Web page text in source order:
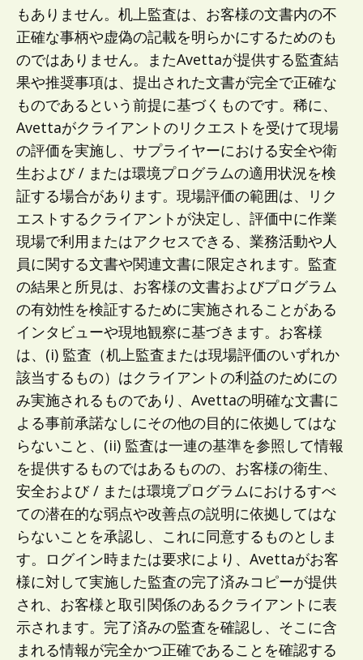
もありません。机上監査は、お客様の文書内の不
正確な事柄や虚偽の記載を明らかにするためのも
のではありません。またAvettaが提供する監査結
果や推奨事項は、提出された文書が完全で正確な
ものであるという前提に基づくものです。稀に、
Avettaがクライアントのリクエストを受けて現場
の評価を実施し、サプライヤーにおける安全や衛
生および / または環境プログラムの適用状況を検
証する場合があります。現場評価の範囲は、リク
エストするクライアントが決定し、評価中に作業
現場で利用またはアクセスできる、業務活動や人
員に関する文書や関連文書に限定されます。監査
の結果と所見は、お客様の文書およびプログラム
の有効性を検証するために実施されることがある
インタビューや現地観察に基づきます。お客様
は、(i) 監査（机上監査または現場評価のいずれか
該当するもの）はクライアントの利益のためにの
み実施されるものであり、Avettaの明確な文書に
よる事前承諾なしにその他の目的に依拠してはな
らないこと、(ii) 監査は一連の基準を参照して情報
を提供するものではあるものの、お客様の衛生、
安全および / または環境プログラムにおけるすべ
ての潜在的な弱点や改善点の説明に依拠してはな
らないことを承認し、これに同意するものとしま
す。ログイン時または要求により、Avettaがお客
様に対して実施した監査の完了済みコピーが提供
され、お客様と取引関係のあるクライアントに表
示されます。完了済みの監査を確認し、そこに含
まれる情報が完全かつ正確であることを確認する